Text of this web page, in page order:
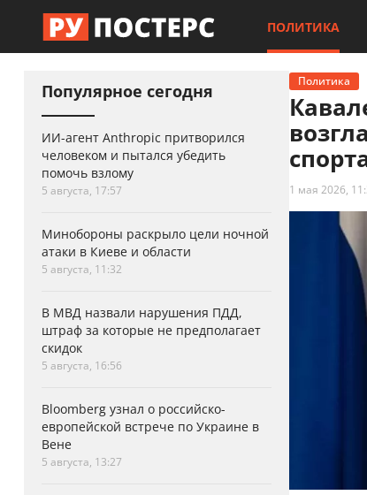
ПОЛИТИКА
Популярное сегодня
ИИ-агент Anthropic притворился
человеком и пытался убедить
помочь взлому
5 августа, 17:57
Минобороны раскрыло цели ночной
атаки в Киеве и области
5 августа, 11:32
В МВД назвали нарушения ПДД,
штраф за которые не предполагает
скидок
5 августа, 16:56
Bloomberg узнал о российско-
европейской встрече по Украине в
Вене
5 августа, 13:27
Политика
1 мая 2026,